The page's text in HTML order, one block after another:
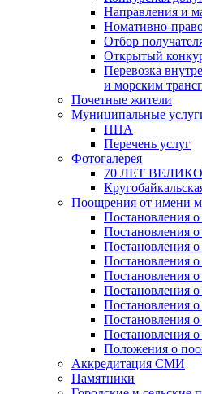
Направления и
Номативно-
Отбор
Открытый
Перевозка
и морским
Почетные жители
Муниципальные
НПА
Перечень услуг
Фотогалерея
70 ЛЕТ
Поощрения от имени
Постановления
Постановления
Постановления
Постановления
Постановления
Постановления
Постановления
Постановления
Постановления
Положения о
Аккредитация СМИ
Памятники